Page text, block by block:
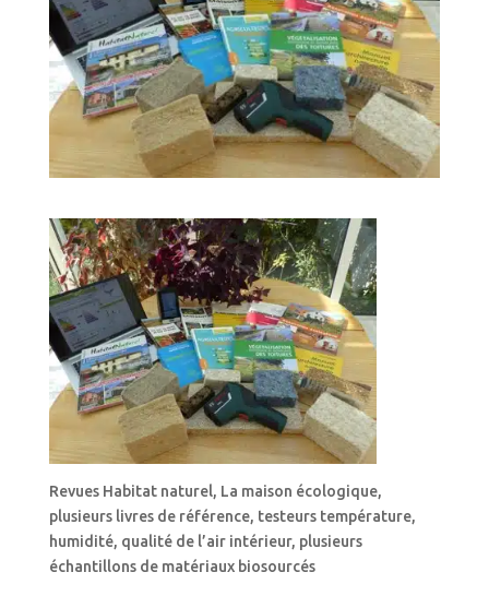
Revues Habitat naturel, La maison écologique,
plusieurs livres de référence, testeurs température,
humidité, qualité de l’air intérieur, plusieurs
échantillons de matériaux biosourcés